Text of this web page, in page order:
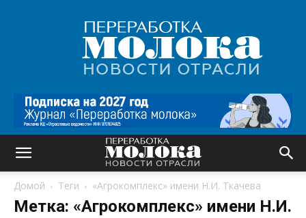
Переработка
молока
|
Новости
Домой Теги «Агрокомплекс» имени Н.И. Ткачева
Метка: «Агрокомплекс» имени Н.И.